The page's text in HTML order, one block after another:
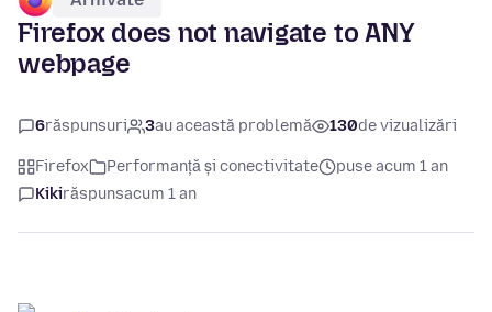
Firefox does not navigate to ANY
webpage
6răspunsuri 3au această problemă 130de vizualizări
Firefox Performanță și conectivitate
puse acum 1 an
Kikirăspunsacum 1 an